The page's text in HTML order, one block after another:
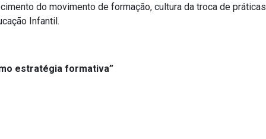
do movimento de formação, cultura da troca de práticas
Infantil.
estratégia formativa”